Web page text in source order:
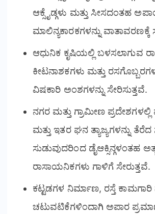
ಆಕ್ಸೈಡ್ಗಳು ಮತ್ತು ಸೀಸದಂತಹ
ಮಾಲಿನ್ಯಕಾರಕಗಳನ್ನು ವಾತಾವರಣಕ್ಕೆ
ಆಧುನಿಕ ಕೃಷಿಯಲ್ಲಿ ಬಳಸಲಾಗುವ
ಕೀಟನಾಶಕಗಳು ಮತ್ತು
ವಿಷಕಾರಿ ಅಂಶಗಳನ್ನು ಸೇರಿಸುತ್ತವೆ.
ನಗರ ಮತ್ತು ಗ್ರಾಮೀಣ ಪ್ರದೇಶಗಳಲ್ಲಿ
ಮತ್ತು ಇತರ ಘನ ತ್ಯಾಜ್ಯಗಳನ್ನು ತೆರೆದ
ಸುಡುವುದರಿಂದ ಡೈಆಕ್ಸಿನ್ಗಳಂತಹ
ರಾಸಾಯನಿಕಗಳು ಗಾಳಿಗೆ ಸೇರುತ್ತವೆ.
ಕಟ್ಟಡಗಳ ನಿರ್ಮಾಣ, ರಸ್ತೆ ಕಾಮಗಾರಿ
ಚಟುವಟಿಕೆಗಳಿಂದಾಗಿ ಅಪಾರ